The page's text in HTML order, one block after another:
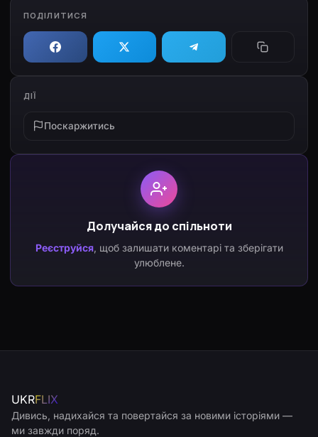
ПОДІЛИТИСЯ
ДІЇ
Поскаржитись
Долучайся до спільноти
Реєструйся, щоб залишати коментарі та зберігати
улюблене.
UKRFLIX
Дивись, надихайся та повертайся за новими історіями —
ми завжди поряд.